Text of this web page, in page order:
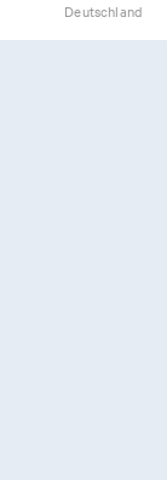
Deutschland